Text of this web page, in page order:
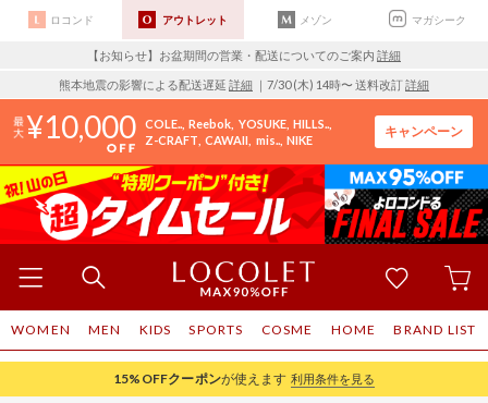
ロコンド アウトレット メゾン マガシーク
【お知らせ】お盆期間の営業・配送についてのご案内 詳細
熊本地震の影響による配送遅延 詳細 ｜7/30 (木) 14時〜 送料改訂詳細
10,000 COLE.. Reebok YOSUKE HILLS..
Z-CRAFT CAWAII mis.. NIKE
キャンペーン
WOMEN MEN KIDS SPORTS COSME HOME BRAND LIST
15%OFFクーポンが使えます 利用条件を見る